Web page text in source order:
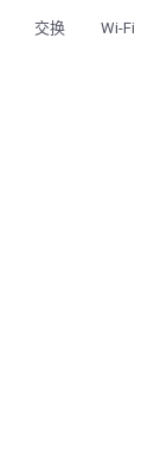
交换 Wi-Fi